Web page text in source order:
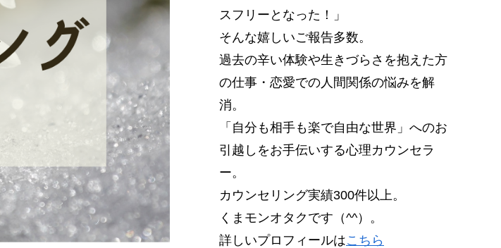
スフリーとなった！」
そんな嬉しいご報告多数。
過去の辛い体験や生きづらさを抱えた方
の仕事・恋愛での人間関係の悩みを解
消。
「自分も相手も楽で自由な世界」へのお
引越しをお手伝いする心理カウンセラ
ー。
カウンセリング実績300件以上。
くまモンオタクです（^^）。
詳しいプロフィールはこちら